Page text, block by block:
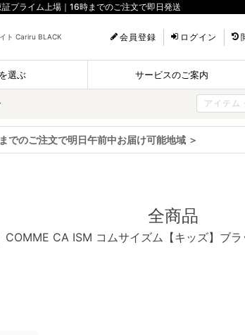
証プライム上場｜16時までのご注文で即日発送
ト Cariru BLACK
会員登録 ログイン
選ぶ サービスのご案内
でのご注文で明日午前中お届け可能地域 ＞
全商品
COMME CA ISM コムサイズム【キッズ】ブ